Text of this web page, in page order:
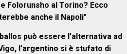
Folorunsho al Torino? Ecco
anche il Napoli"
può essere l’alternativa ad
l’argentino si è stufato di